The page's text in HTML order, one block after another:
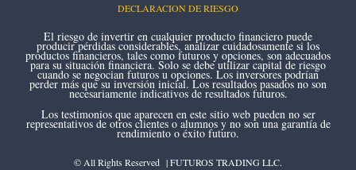
DECLARACION DE RIESGO
El riesgo de invertir en cualquier producto financiero puede
producir pérdidas considerables, analizar cuidadosamente si los
productos financieros, tales como futuros y opciones, son adecuados
para su situación financiera. Solo se debe utilizar capital de riesgo
cuando se negocian futuros u opciones. Los inversores podrían
perder más que su inversión inicial. Los resultados pasados no son
necesariamente indicativos de resultados futuros.
Los testimonios que aparecen en este sitio web pueden no ser
representativos de otros clientes o alumnos y no son una garantía de
rendimiento o éxito futuro.
© All Rights Reserved | FUTUROS TRADING LLC.